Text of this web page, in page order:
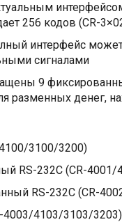
256 кодов (CR-
интерфейс
сигналами
9
разменных денег,
3100/3200)
RS-232C (CR-
RS-232C (CR-
4003/4103/3103/3203)